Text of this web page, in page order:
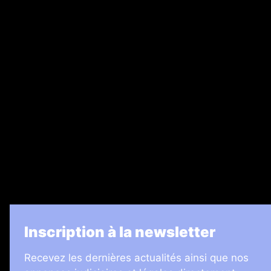
Inscription à la newsletter
Recevez les dernières actualités ainsi que nos